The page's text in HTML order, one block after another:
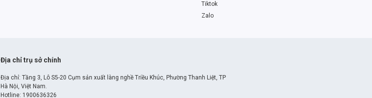
Tiktok
Zalo
Địa chỉ trụ sở chính
Địa chỉ: Tầng 3, Lô S5-20 Cụm sản xuất làng nghề Triều Khúc, Phường Thanh Liệt, TP
Hà Nội, Việt Nam.
Hotline: 1900636326